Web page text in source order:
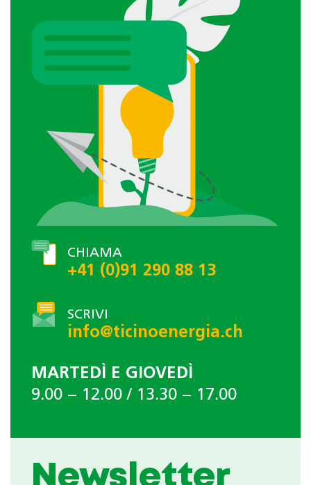
CHIAMA
+41 (0)91 290 88 13
SCRIVI
info@ticinoenergia.ch
MARTEDÌ E GIOVEDÌ
9.00 − 12.00 / 13.30 − 17.00
Newsletter